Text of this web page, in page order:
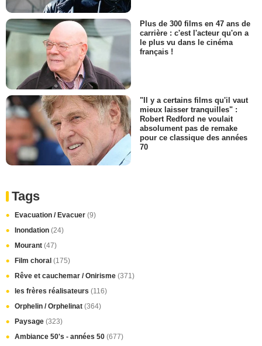
Plus de 300 films en 47 ans de
carrière : c'est l'acteur qu'on a
le plus vu dans le cinéma
français !
"Il y a certains films qu'il vaut
mieux laisser tranquilles" :
Robert Redford ne voulait
absolument pas de remake
pour ce classique des années
70
Tags
Evacuation / Evacuer (9)
Inondation (24)
Mourant (47)
Film choral (175)
Rêve et cauchemar / Onirisme (371)
les frères réalisateurs (116)
Orphelin / Orphelinat (364)
Paysage (323)
Ambiance 50's - années 50 (677)